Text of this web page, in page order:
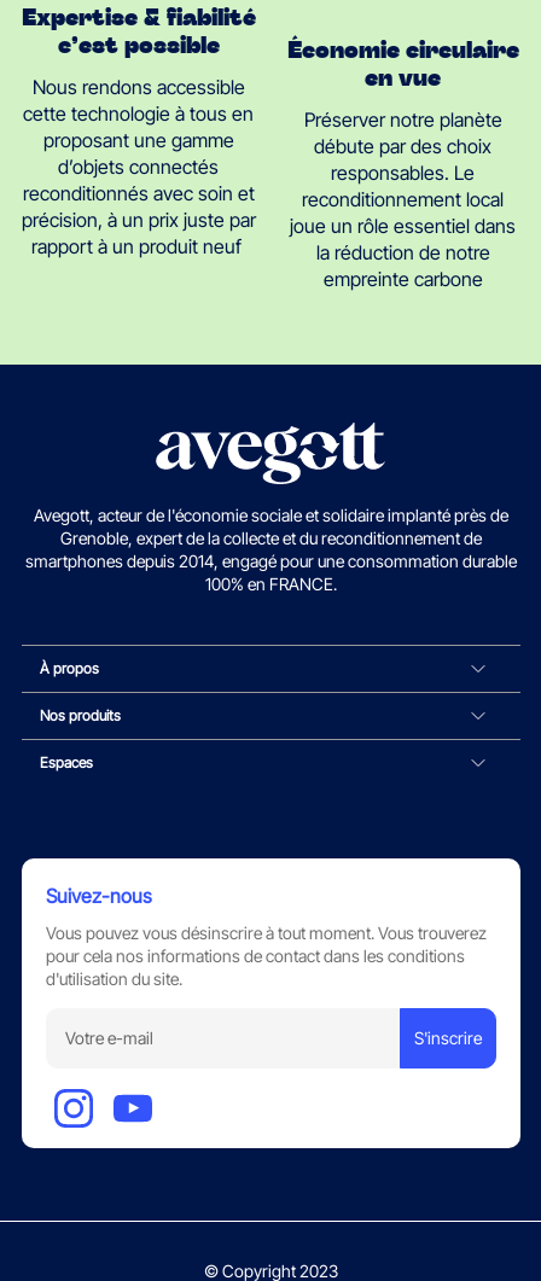
Expertise & fiabilité
c’est possible
Nous rendons accessible
cette technologie à tous en
proposant une gamme
d’objets connectés
reconditionnés avec soin et
précision, à un prix juste par
rapport à un produit neuf
Économie circulaire
en vue
Préserver notre planète
débute par des choix
responsables. Le
reconditionnement local
joue un rôle essentiel dans
la réduction de notre
empreinte carbone
Avegott, acteur de l'économie sociale et solidaire implanté près de
Grenoble, expert de la collecte et du reconditionnement de
smartphones depuis 2014, engagé pour une consommation durable
100% en FRANCE.
À propos
Nos produits
Espaces
Suivez-nous
Vous pouvez vous désinscrire à tout moment. Vous trouverez
pour cela nos informations de contact dans les conditions
d'utilisation du site.
S'inscrire
© Copyright 2023